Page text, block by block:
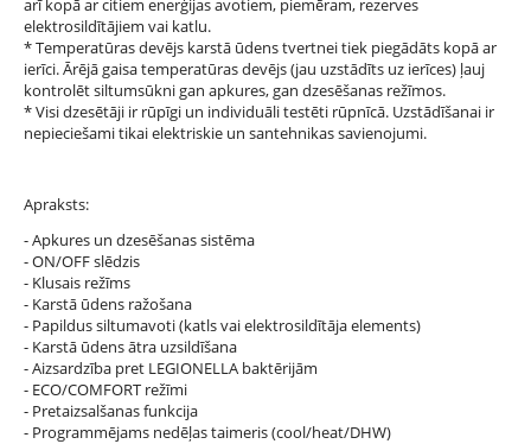
elektrosildītājiem vai katlu.
* Temperatūras devējs karstā ūdens tvertnei tiek piegādāts kopā ar
ierīci. Ārējā gaisa temperatūras devējs (jau uzstādīts uz ierīces) ļauj
kontrolēt siltumsūkni gan apkures, gan dzesēšanas režīmos.
* Visi dzesētāji ir rūpīgi un individuāli testēti rūpnīcā. Uzstādīšanai ir
nepieciešami tikai elektriskie un santehnikas savienojumi.
Apraksts:
- Apkures un dzesēšanas sistēma
- ON/OFF slēdzis
- Klusais režīms
- Karstā ūdens ražošana
- Papildus siltumavoti (katls vai elektrosildītāja elements)
- Karstā ūdens ātra uzsildīšana
- Aizsardzība pret LEGIONELLA baktērijām
- ECO/COMFORT režīmi
- Pretaizsalšanas funkcija
- Programmējams nedēļas taimeris (cool/heat/DHW)